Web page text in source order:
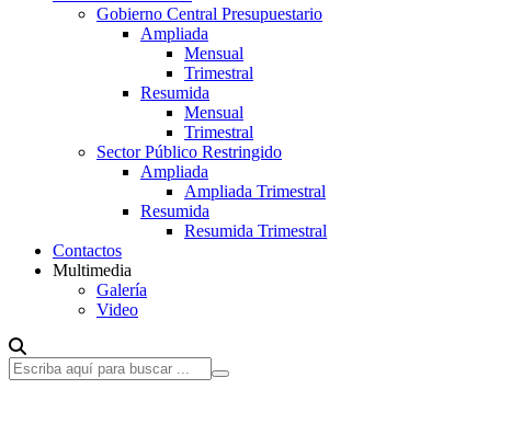
Gobierno Central Presupuestario
Ampliada
Mensual
Trimestral
Resumida
Mensual
Trimestral
Sector Público Restringido
Ampliada
Ampliada Trimestral
Resumida
Resumida Trimestral
Contactos
Multimedia
Galería
Video